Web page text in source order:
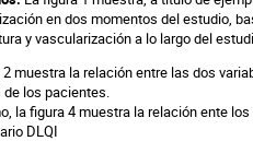
en dos momentos del estudio,
y vascularización a lo largo del
2 muestra la relación entre las dos
de los pacientes.
la figura 4 muestra la relación ente
DLQI